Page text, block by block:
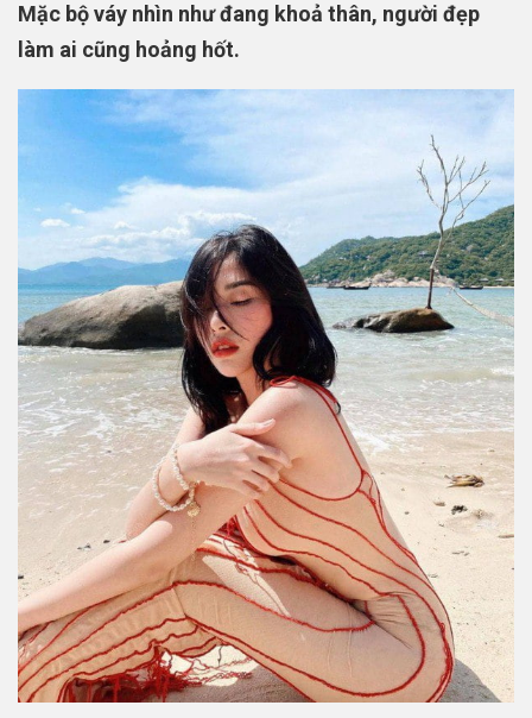
Mặc bộ váy nhìn như đang khoả thân, người đẹp
làm ai cũng hoảng hốt.